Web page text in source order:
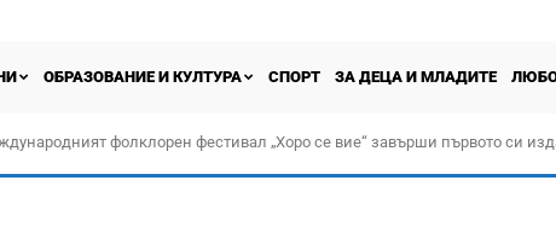
ОБРАЗОВАНИЕ И КУЛТУРА СПОРТ ЗА ДЕЦА И МЛАДИТЕ
фолклорен фестивал „Хоро се вие“ завърши първото си